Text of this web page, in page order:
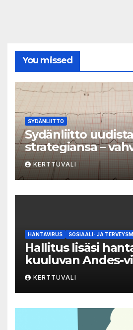
You missed
SYDÄNLIITTO
Sydänliitto
strategiansa –
vaikuttava toimija
sydänterveyden
KERTTUVALI
HANTAVIRUS SOSIAALI- JA
Hallitus lisäsi
kuuluvan Andes-
aiheuttaman
yleisvaarallisten
tartuntatautien
KERTTUVALI